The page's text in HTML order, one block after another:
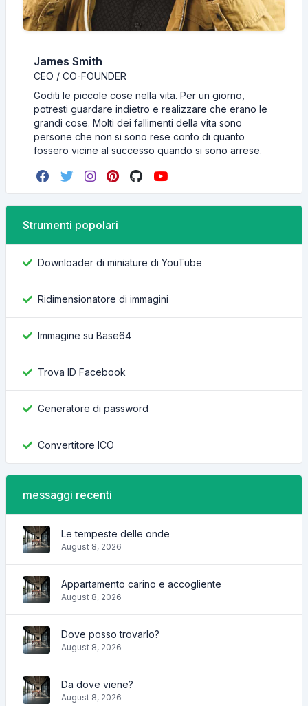
James Smith
CEO / CO-FOUNDER
Goditi le piccole cose nella vita. Per un giorno,
potresti guardare indietro e realizzare che erano le
grandi cose. Molti dei fallimenti della vita sono
persone che non si sono rese conto di quanto
fossero vicine al successo quando si sono arrese.
Strumenti popolari
Downloader di miniature di YouTube
Ridimensionatore di immagini
Immagine su Base64
Trova ID Facebook
Generatore di password
Convertitore ICO
messaggi recenti
Le tempeste delle onde
August 8, 2026
Appartamento carino e accogliente
August 8, 2026
Dove posso trovarlo?
August 8, 2026
Da dove viene?
August 8, 2026